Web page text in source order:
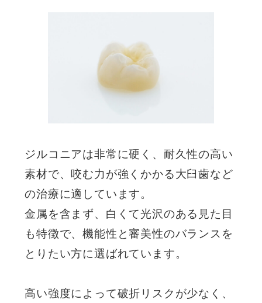
ジルコニアは非常に硬く、耐久性の高い
素材で、咬む力が強くかかる大臼歯など
の治療に適しています。
金属を含まず、白くて光沢のある見た目
も特徴で、機能性と審美性のバランスを
とりたい方に選ばれています。
高い強度によって破折リスクが少なく、